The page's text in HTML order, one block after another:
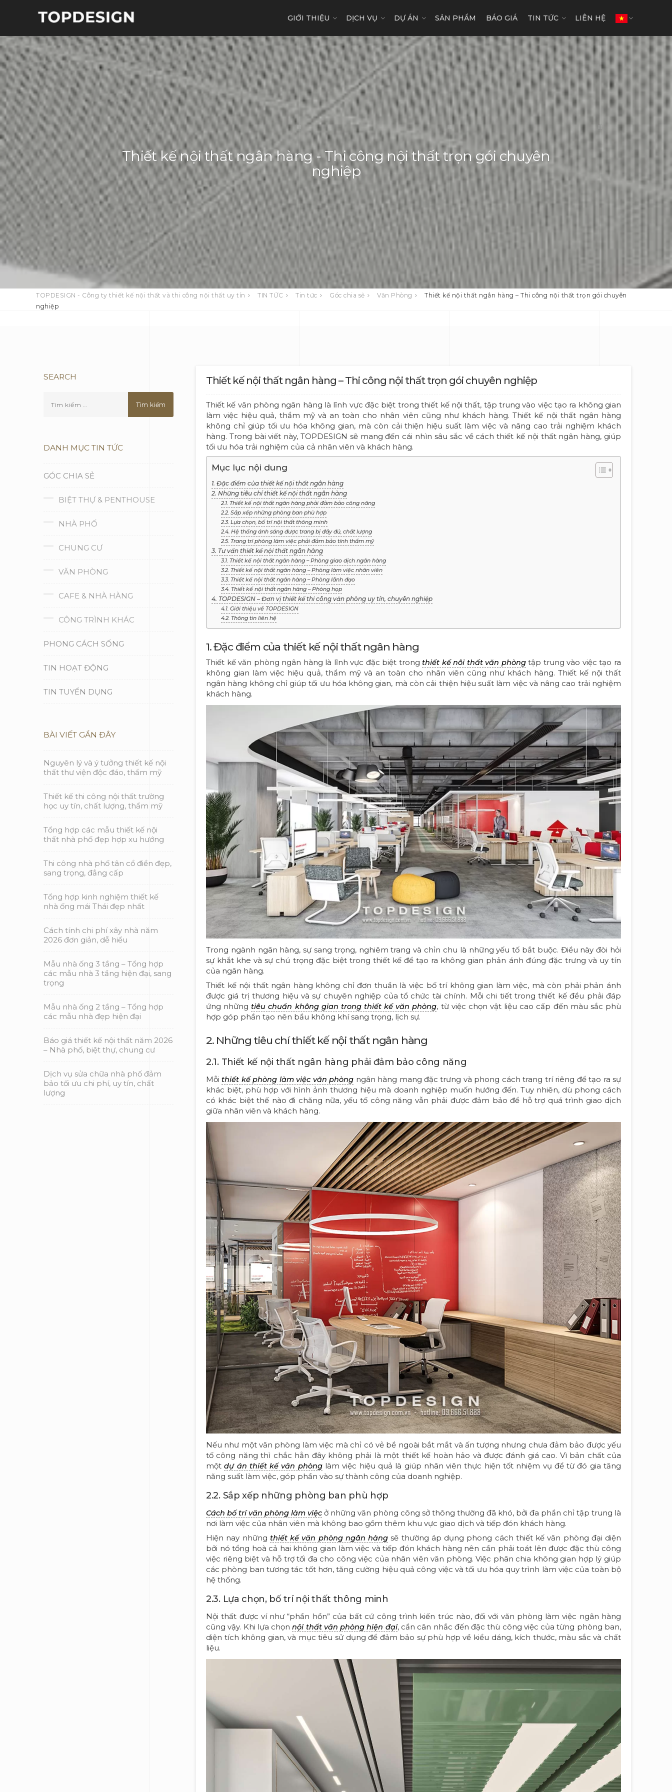
GIỚI THIỆU DỊCH VỤ DỰ ÁN SẢN PHẨM BÁO GIÁ TIN TỨC LIÊN HỆ
Thiết kế nội thất ngân hàng - Thi công nội thất trọn gói chuyên
nghiệp
TOPDESIGN - Công ty thiết kế nội thất và thi công nội thất uy tín TIN TỨC Tin tức Góc chia sẻ Văn Phòng
Thiết kế nội thất ngân hàng – Thi công nội thất trọn gói chuyên
nghiệp
Thiết kế nội thất ngân hàng – Thi công nội thất trọn gói chuyên nghiệp
Thiết kế văn phòng ngân hàng là lĩnh vực đặc biệt trong thiết kế nội thất, tập trung vào việc tạo ra không gian
làm việc hiệu quả, thẩm mỹ và an toàn cho nhân viên cũng như khách hàng. Thiết kế nội thất ngân hàng
không chỉ giúp tối ưu hóa không gian, mà còn cải thiện hiệu suất làm việc và nâng cao trải nghiệm khách
hàng. Trong bài viết này, TOPDESIGN sẽ mang đến cái nhìn sâu sắc về cách thiết kế nội thất ngân hàng, giúp
tối ưu hóa trải nghiệm của cả nhân viên và khách hàng.
Mục lục nội dung
1. Đặc điểm của thiết kế nội thất ngân hàng
2. Những tiêu chí thiết kế nội thất ngân hàng
2.1. Thiết kế nội thất ngân hàng phải đảm bảo công năng
2.2. Sắp xếp những phòng ban phù hợp
2.3. Lựa chọn, bố trí nội thất thông minh
2.4. Hệ thống ánh sáng được trang bị đầy đủ, chất lượng
2.5. Trang trí phòng làm việc phải đảm bảo tính thẩm mỹ
3. Tư vấn thiết kế nội thất ngân hàng
3.1. Thiết kế nội thất ngân hàng – Phòng giao dịch ngân hàng
3.2. Thiết kế nội thất ngân hàng – Phòng làm việc nhân viên
3.3. Thiết kế nội thất ngân hàng – Phòng lãnh đạo
3.4. Thiết kế nội thất ngân hàng – Phòng họp
4. TOPDESIGN – Đơn vị thiết kế thi công văn phòng uy tín, chuyên nghiệp
4.1. Giới thiệu về TOPDESIGN
4.2. Thông tin liên hệ
1. Đặc điểm của thiết kế nội thất ngân hàng
Thiết kế văn phòng ngân hàng là lĩnh vực đặc biệt trongthiết kế nôi thất văn phòngtập trung vào việc tạo ra
không gian làm việc hiệu quả, thẩm mỹ và an toàn cho nhân viên cũng như khách hàng. Thiết kế nội thất
ngân hàng không chỉ giúp tối ưu hóa không gian, mà còn cải thiện hiệu suất làm việc và nâng cao trải nghiệm
khách hàng.
Trong ngành ngân hàng, sự sang trọng, nghiêm trang và chỉn chu là những yếu tố bắt buộc. Điều này đòi hỏi
sự khắt khe và sự chú trọng đặc biệt trong thiết kế để tạo ra không gian phản ánh đúng đặc trưng và uy tín
của ngân hàng.
Thiết kế nội thất ngân hàng không chỉ đơn thuần là việc bố trí không gian làm việc, mà còn phải phản ánh
được giá trị thương hiệu và sự chuyên nghiệp của tổ chức tài chính. Mỗi chi tiết trong thiết kế đều phải đáp
ứng nhữngtiêu chuẩn không gian trong thiết kế văn phòng, từ việc chọn vật liệu cao cấp đến màu sắc phù
hợp góp phần tạo nên bầu không khí sang trọng, lịch sự.
2. Những tiêu chí thiết kế nội thất ngân hàng
2.1. Thiết kế nội thất ngân hàng phải đảm bảo công năng
Mỗithiết kế phòng làm việc văn phòng ngân hàng mang đặc trưng và phong cách trang trí riêng để tạo ra sự
khác biệt, phù hợp với hình ảnh thương hiệu mà doanh nghiệp muốn hướng đến. Tuy nhiên, dù phong cách
có khác biệt thế nào đi chăng nữa, yếu tố công năng vẫn phải được đảm bảo để hỗ trợ quá trình giao dịch
giữa nhân viên và khách hàng.
Nếu như một văn phòng làm việc mà chỉ có vẻ bề ngoài bắt mắt và ấn tượng nhưng chưa đảm bảo được yếu
tố công năng thì chắc hẳn đây không phải là một thiết kế hoàn hảo và được đánh giá cao. Vì bản chất của
mộtdự án thiết kế văn phònglàm việc hiệu quả là giúp nhân viên thực hiện tốt nhiệm vụ để từ đó gia tăng
năng suất làm việc, góp phần vào sự thành công của doanh nghiệp.
2.2. Sắp xếp những phòng ban phù hợp
Cách bố trí văn phòng làm việc ở những văn phòng công sở thông thường đã khó, bởi đa phần chỉ tập trung là
nơi làm việc của nhân viên mà không bao gồm thêm khu vực giao dịch và tiếp đón khách hàng.
Hiện nay những thiết kế văn phòng ngân hàng sẽ thường áp dụng phong cách thiết kế văn phòng đại diện
bởi nó tổng hoà cả hai không gian làm việc và tiếp đón khách hàng nên cần phải toát lên được đặc thù công
việc riêng biệt và hỗ trợ tối đa cho công việc của nhân viên văn phòng. Việc phân chia không gian hợp lý giúp
các phòng ban tương tác tốt hơn, tăng cường hiệu quả công việc và tối ưu hóa quy trình làm việc của toàn bộ
hệ thống.
2.3. Lựa chọn, bố trí nội thất thông minh
Nội thất được ví như “phần hồn” của bất cứ công trình kiến trúc nào, đối với văn phòng làm việc ngân hàng
cũng vậy. Khi lựa chọnnội thất văn phòng hiện đại, cần cân nhắc đến đặc thù công việc của từng phòng ban,
diện tích không gian, và mục tiêu sử dụng để đảm bảo sự phù hợp về kiểu dáng, kích thước, màu sắc và chất
liệu.
SEARCH
DANH MỤC TIN TỨC
GÓC CHIA SẺ
BIỆT THỰ & PENTHOUSE
NHÀ PHỐ
CHUNG CƯ
VĂN PHÒNG
CAFE & NHÀ HÀNG
CÔNG TRÌNH KHÁC
PHONG CÁCH SỐNG
TIN HOẠT ĐỘNG
TIN TUYỂN DỤNG
BÀI VIẾT GẦN ĐÂY
Nguyên lý và ý tưởng thiết kế nội
thất thư viện độc đáo, thẩm mỹ
Thiết kế thi công nội thất trường
học uy tín, chất lượng, thẩm mỹ
Tổng hợp các mẫu thiết kế nội
thất nhà phố đẹp hợp xu hướng
Thi công nhà phố tân cổ điển đẹp,
sang trọng, đẳng cấp
Tổng hợp kinh nghiệm thiết kế
nhà ống mái Thái đẹp nhất
Cách tính chi phí xây nhà năm
2026 đơn giản, dễ hiểu
Mẫu nhà ống 3 tầng – Tổng hợp
các mẫu nhà 3 tầng hiện đại, sang
trọng
Mẫu nhà ống 2 tầng – Tổng hợp
các mẫu nhà đẹp hiện đại
Báo giá thiết kế nội thất năm 2026
– Nhà phố, biệt thự, chung cư
Dịch vụ sửa chữa nhà phố đảm
bảo tối ưu chi phí, uy tín, chất
lượng